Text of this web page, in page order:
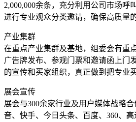
2,000,000余条，充分利用公司市场呼
进行专业观众分类邀请，确保高质量
产业集群
在重点产业集群及基地，组委会有重
广告牌发布、参观门票和邀请函上门
的宣传和买家组织，真正做到把专业
展会宣传
展会与300余家行业及用户媒体战略
音、快手、今日头条、百度、360、